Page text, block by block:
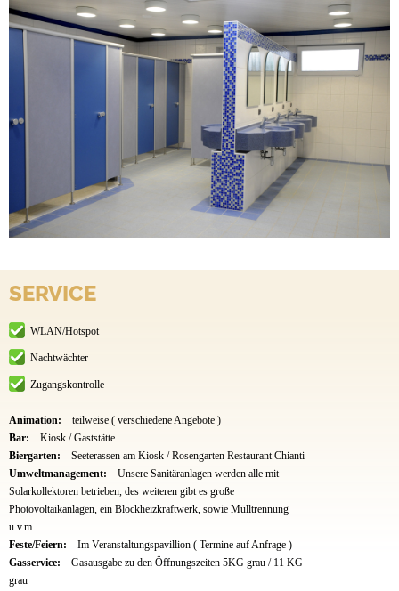
SERVICE
WLAN/Hotspot
Nachtwächter
Zugangskontrolle
Animation:
teilweise ( verschiedene Angebote )
Bar:
Kiosk / Gaststätte
Biergarten:
Seeterassen am Kiosk / Rosengarten Restaurant Chianti
Umweltmanagement:
Unsere Sanitäranlagen werden alle mit
Solarkollektoren betrieben, des weiteren gibt es große
Photovoltaikanlagen, ein Blockheizkraftwerk, sowie Mülltrennung
u.v.m.
Feste/Feiern:
Im Veranstaltungspavillion ( Termine auf Anfrage )
Gasservice:
Gasausgabe zu den Öffnungszeiten 5KG grau / 11 KG
grau